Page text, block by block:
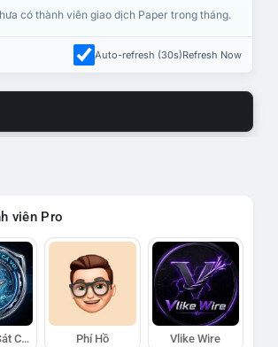
có thành viên giao dịch Paper trong tháng.
Auto-refresh (30s)Refresh Now
viên Pro
Đội Trinh Sát Cá Voi Phí Hồ Vlike Wire